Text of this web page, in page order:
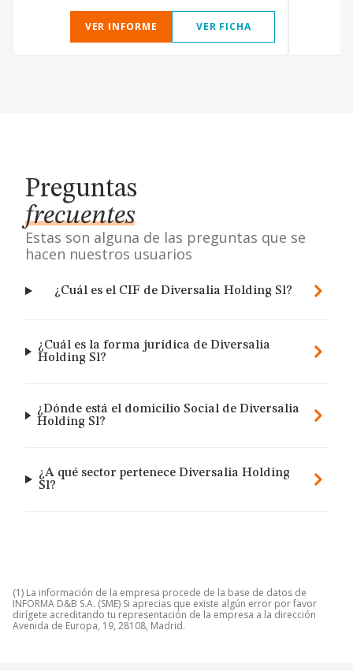
VER INFORME VER FICHA
Preguntas
frecuentes
Estas son alguna de las preguntas que se
hacen nuestros usuarios
¿Cuál es el CIF de Diversalia Holding Sl?
¿Cuál es la forma jurídica de Diversalia
Holding Sl?
¿Dónde está el domicilio Social de Diversalia
Holding Sl?
¿A qué sector pertenece Diversalia Holding
Sl?
(1) La información de la empresa procede de la base de datos de
INFORMA D&B S.A. (SME) Si aprecias que existe algún error por favor
dirígete acreditando tu representación de la empresa a la dirección
Avenida de Europa, 19, 28108, Madrid.